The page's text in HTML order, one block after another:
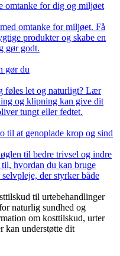
omtanke for dig og miljøet
omtanke for miljøet. Få
produkter og skabe en
gør godt.
gør du
føles let og naturligt? Lær
og klipning kan give dit
tungt eller fedtet.
til at genoplade krop og sind
til bedre trivsel og indre
hvordan du kan bruge
der styrker både
til urtebehandlinger
naturlig sundhed og
om kosttilskud, urter
kan understøtte dit